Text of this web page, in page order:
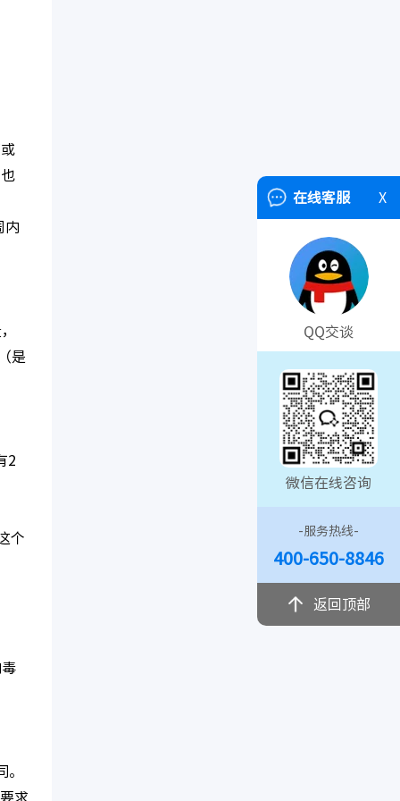
内
是
2
个
求
在线客服 X
QQ交谈
微信在线咨询
-服务热线-
400-650-8846
返回顶部